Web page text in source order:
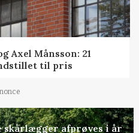
Axel Månsson: 21
til pris
skårlægger afprøves i år